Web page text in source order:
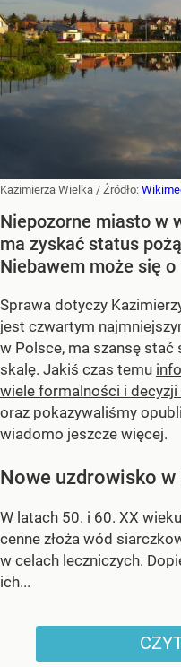
Kazimierza Wielka / Źródło:
Niepozorne miasto w
ma zyskać status
Niebawem może się o
Sprawa dotyczy
jest czwartym
w Polsce, ma szansę
skalę. Jakiś czas temu
wiele formalności i
oraz pokazywaliśmy
wiadomo jeszcze więcej.
Nowe uzdrowisko
W latach 50. i 60. XX
cenne złoża wód
w celach leczniczych.
ich...